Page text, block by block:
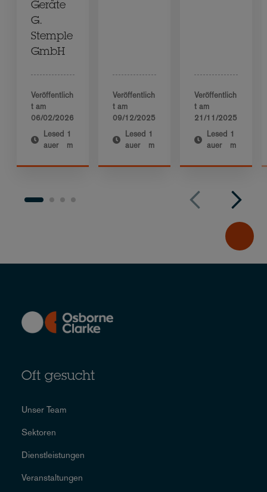
Geräte
G.
Stemple
GmbH
Veröffentlich
t am
06/02/2026
Lesed
auer
1
m
Veröffentlich
t am
09/12/2025
Lesed
auer
1
m
Veröffentlich
t am
21/11/2025
Lesed
auer
1
m
Oft gesucht
Unser Team
Sektoren
Dienstleistungen
Veranstaltungen